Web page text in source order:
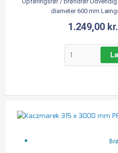
diameter 600 mm
1.249,00 kr.
315